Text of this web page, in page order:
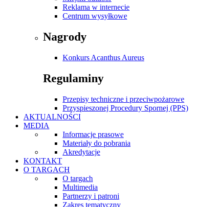
Reklama w internecie
Centrum wysyłkowe
Nagrody
Konkurs Acanthus Aureus
Regulaminy
Przepisy techniczne i przeciwpożarowe
Przyspieszonej Procedury Spornej (PPS)
AKTUALNOŚCI
MEDIA
Informacje prasowe
Materiały do pobrania
Akredytacje
KONTAKT
O TARGACH
O targach
Multimedia
Partnerzy i patroni
Zakres tematyczny